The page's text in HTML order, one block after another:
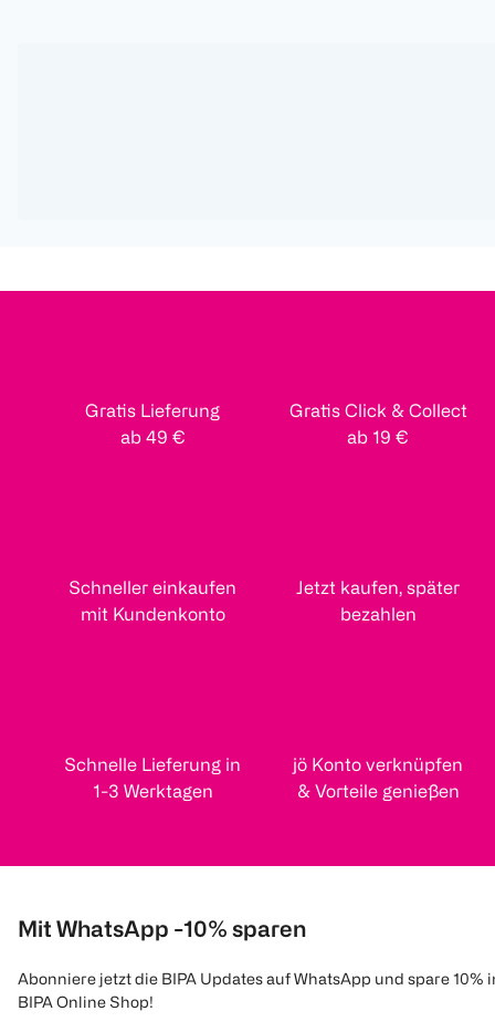
Gratis Lieferung
ab 49 €
Gratis Click & Collect
ab 19 €
Schneller einkaufen
mit Kundenkonto
Jetzt kaufen, später
bezahlen
Schnelle Lieferung in
1-3 Werktagen
jö Konto verknüpfen
& Vorteile genießen
Mit WhatsApp -10% sparen
Abonniere jetzt die BIPA Updates auf WhatsApp und spare 10%
BIPA Online Shop!